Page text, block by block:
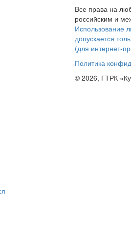
Все права на
российским и
Использование
допускается
(для интернет-
Политика
© 2026, ГТРК